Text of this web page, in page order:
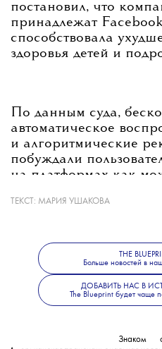
постановил, что
принадлежат
способствовала
здоровья детей и
По данным суда,
автоматическое
и алгоритмические
побуждали
на платформах как
тревожности,
Meta 💧
с вердиктом
и заявили, что
ТЕКСТ: МАРИЯ УШАКОВА
THE
Больше новостей в
ДОБАВИТЬ НАС В
The Blueprint будет чаще
Знаком